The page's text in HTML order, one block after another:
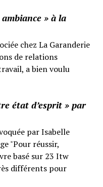
» à la
chez La Garanderie
de relations
a bien voulu
état d’esprit » par
par Isabelle
"Pour réussir,
basé sur 23 Itw
différents pour